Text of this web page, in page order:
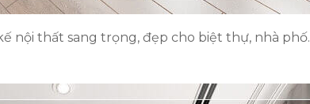
nội thất sang trọng, đẹp cho biệt thự, nhà phố.